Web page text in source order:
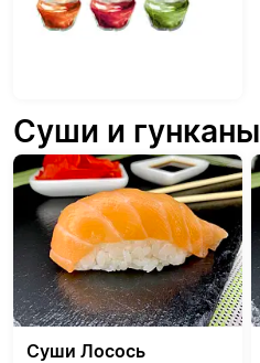
Суши и гунканы
Суши Лосось